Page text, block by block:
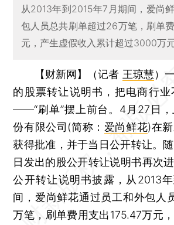
从2013年到2015年7月期间，爱尚
包人员总共刷单超过26万笔，刷单
元，产生虚假收入累计超过3000万
【财新网】（记者 王琼慧）
的股票转让说明书，把电商行业
——“刷单”摆上前台。4月27日，
份有限公司(简称： 爱尚鲜花)在
获得批准，并于当日公开转让。
日发出的股公开转让说明书再次
公开转让说明书披露，从2013
间，爱尚鲜花通过员工和外包人
万笔，刷单费用支出175.47万元